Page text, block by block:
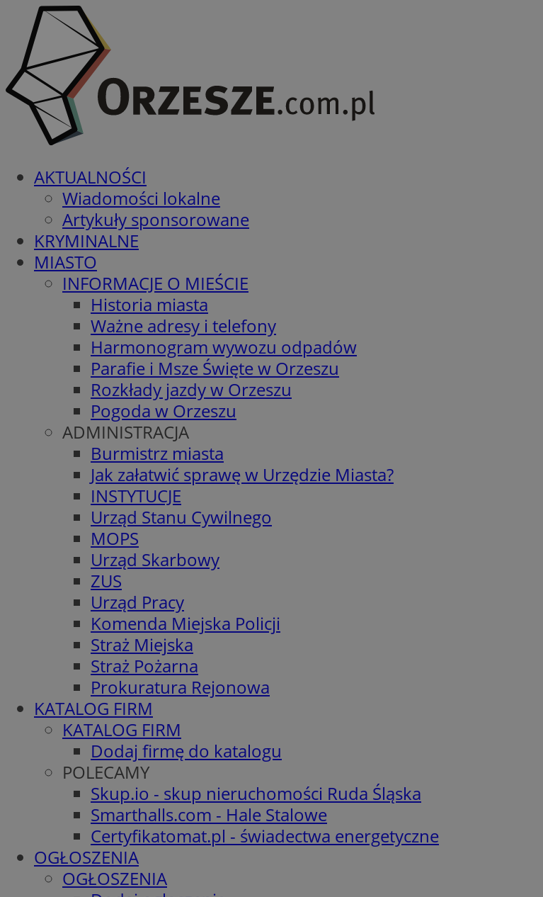
AKTUALNOŚCI
Wiadomości lokalne
Artykuły sponsorowane
KRYMINALNE
MIASTO
INFORMACJE O MIEŚCIE
Historia miasta
Ważne adresy i telefony
Harmonogram wywozu odpadów
Parafie i Msze Święte w Orzeszu
Rozkłady jazdy w Orzeszu
Pogoda w Orzeszu
ADMINISTRACJA
Burmistrz miasta
Jak załatwić sprawę w Urzędzie Miasta?
INSTYTUCJE
Urząd Stanu Cywilnego
MOPS
Urząd Skarbowy
ZUS
Urząd Pracy
Komenda Miejska Policji
Straż Miejska
Straż Pożarna
Prokuratura Rejonowa
KATALOG FIRM
KATALOG FIRM
Dodaj firmę do katalogu
POLECAMY
Skup.io - skup nieruchomości Ruda Śląska
Smarthalls.com - Hale Stalowe
Certyfikatomat.pl - świadectwa energetyczne
OGŁOSZENIA
OGŁOSZENIA